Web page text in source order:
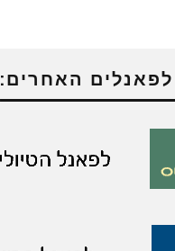
לפאנלים האחרים: